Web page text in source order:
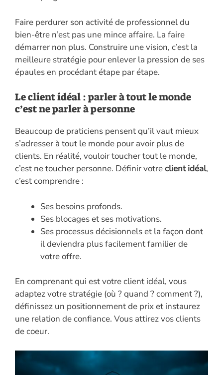
Faire perdurer son activité de professionnel du
bien-être n’est pas une mince affaire. La faire
démarrer non plus. Construire une vision, c’est la
meilleure stratégie pour enlever la pression de ses
épaules en procédant étape par étape.
Le client idéal : parler à tout le monde
c’est ne parler à personne
Beaucoup de praticiens pensent qu’il vaut mieux
s’adresser à tout le monde pour avoir plus de
clients. En réalité, vouloir toucher tout le monde,
c’est ne toucher personne. Définir votreclient idéal,
c’est comprendre :
Ses besoins profonds.
Ses blocages et ses motivations.
Ses processus décisionnels et la façon dont
il deviendra plus facilement familier de
votre offre.
En comprenant qui est votre client idéal, vous
adaptez votre stratégie (où ? quand ? comment ?),
définissez un positionnement de prix et instaurez
une relation de confiance. Vous attirez vos clients
de coeur.